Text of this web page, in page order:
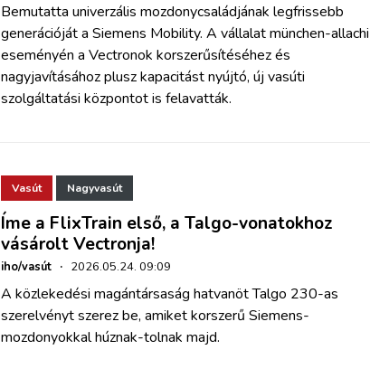
Bemutatta univerzális mozdonycsaládjának legfrissebb
generációját a Siemens Mobility. A vállalat münchen-allachi
eseményén a Vectronok korszerűsítéséhez és
nagyjavításához plusz kapacitást nyújtó, új vasúti
szolgáltatási központot is felavatták.
Vasút Nagyvasút
Íme a FlixTrain első, a Talgo-vonatokhoz
vásárolt Vectronja!
iho/vasút · 2026.05.24. 09:09
A közlekedési magántársaság hatvanöt Talgo 230-as
szerelvényt szerez be, amiket korszerű Siemens-
mozdonyokkal húznak-tolnak majd.